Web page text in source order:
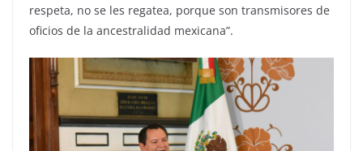
respeta, no se les regatea, porque son transmisores de
oficios de la ancestralidad mexicana”.